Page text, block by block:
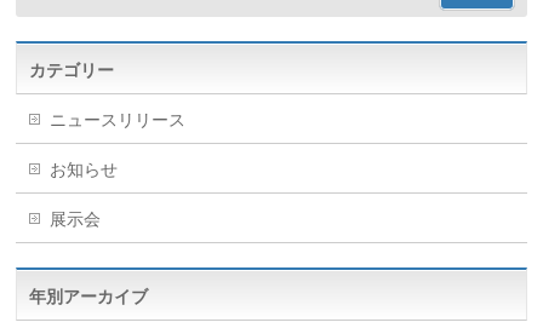
カテゴリー
ニュースリリース
お知らせ
展示会
年別アーカイブ